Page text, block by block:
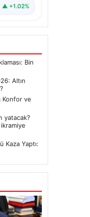
▲ +1.02%
Bin
Altın
Konfor ve
yatacak?
Kaza Yaptı: